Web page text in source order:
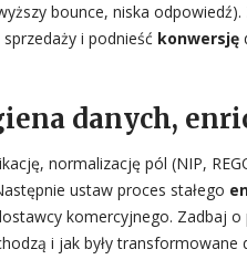
bounce, niska
i podnieść konwersję
danych,
normalizację pól (NIP,
ustaw proces stałego
komercyjnego. Zadbaj
i jak były transformowane